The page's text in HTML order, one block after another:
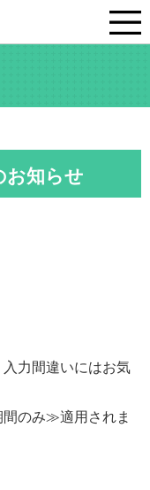
お知らせ
力間違いにはお気
のみ≫適用されま